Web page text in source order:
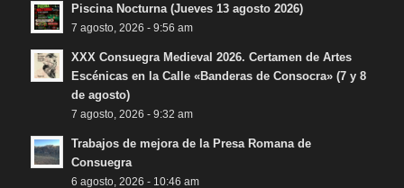
Piscina Nocturna (Jueves 13 agosto 2026)
7 agosto, 2026 - 9:56 am
XXX Consuegra Medieval 2026. Certamen de Artes
Escénicas en la Calle «Banderas de Consocra» (7 y 8
de agosto)
7 agosto, 2026 - 9:32 am
Trabajos de mejora de la Presa Romana de
Consuegra
6 agosto, 2026 - 10:46 am